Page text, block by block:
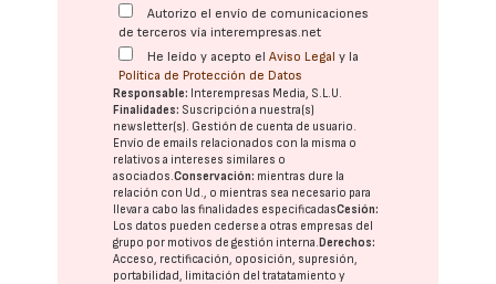
Autorizo el envío de comunicaciones
de terceros vía interempresas.net
He leído y acepto elAviso Legal y la
Política de Protección de Datos
Responsable: Interempresas Media, S.L.U.
Finalidades: Suscripción a nuestra(s)
newsletter(s). Gestión de cuenta de usuario.
Envío de emails relacionados con la misma o
relativos a intereses similares o
asociados.Conservación: mientras dure la
relación con Ud., o mientras sea necesario para
llevar a cabo las finalidades especificadasCesión:
Los datos pueden cederse a otras empresas del
grupo por motivos de gestión interna. Derechos:
Acceso, rectificación, oposición, supresión,
portabilidad, limitación del tratatamiento y